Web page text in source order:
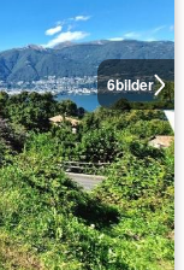
6bilder